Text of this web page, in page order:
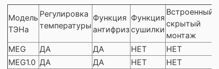
Модель
ТЭНа
Регулировка
температуры
Функция
антифриз
Функция
сушилки
Встроенный
скрытый
монтаж
MEG
ДА ДА НЕТ НЕТ
MEG1.0 ДА ДА НЕТ НЕТ